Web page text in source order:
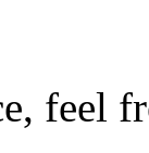
feel